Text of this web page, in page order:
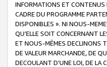
INFORMATIONS ET CONTENUS
CADRE DU PROGRAMME
DISPONIBLES ». NI NOUS-
QU’ELLE SOIT CONCERNANT
ET NOUS-MÊMES DECLINONS
DE VALEUR MARCHANDE, DE
DECOULANT D’UNE LOI, DE LA